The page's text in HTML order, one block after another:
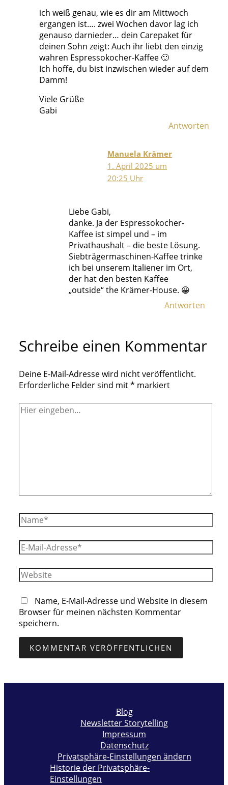
ich weiß genau, wie es dir am Mittwoch
ergangen ist…. zwei Wochen davor lag ich
genauso darnieder… dein Carepaket für
deinen Sohn zeigt: Auch ihr liebt den einzig
wahren Espressokocher-Kaffee 🙂
Ich hoffe, du bist inzwischen wieder auf dem
Damm!
Viele Grüße
Gabi
Antworten
Manuela Krämer
1. April 2025 um
20:25 Uhr
Liebe Gabi,
danke. Ja der Espressokocher-
Kaffee ist simpel und – im
Privathaushalt – die beste Lösung.
Siebträgermaschinen-Kaffee trinke
ich bei unserem Italiener im Ort,
der hat den besten Kaffee
„outside“ the Krämer-House. 😀
Antworten
Schreibe einen Kommentar
Deine E-Mail-Adresse wird nicht veröffentlicht.
Erforderliche Felder sind mit* markiert
Hier
Name*
E-
Mail-
Adresse*
Website
Name, E-Mail-Adresse und Website in diesem
Browser für meinen nächsten Kommentar
speichern.
Blog
Newsletter Storytelling
Impressum
Datenschutz
Privatsphäre-Einstellungen ändern
Historie der Privatsphäre-
Einstellungen